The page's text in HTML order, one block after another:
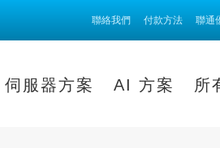
聯絡我們 付款方法 聯通
伺服器方案 AI 方案 所